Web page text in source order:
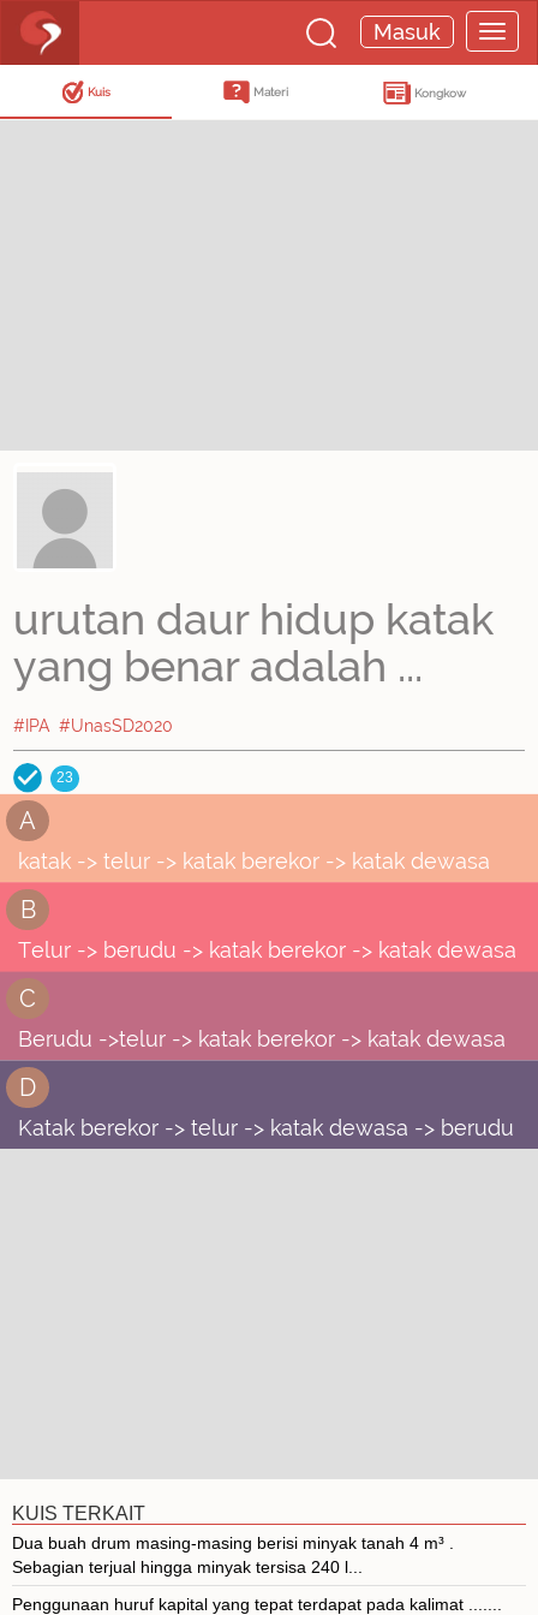
Masuk
Kuis Materi Kongkow
urutan daur hidup katak
yang benar adalah ...
#IPA #UnasSD2020
23
A
katak -> telur -> katak berekor -> katak dewasa
B
Telur -> berudu -> katak berekor -> katak dewasa
C
Berudu ->telur -> katak berekor -> katak dewasa
D
Katak berekor -> telur -> katak dewasa -> berudu
KUIS TERKAIT
Dua buah drum masing-masing berisi minyak tanah 4 m³ .
Sebagian terjual hingga minyak tersisa 240 l...
Penggunaan huruf kapital yang tepat terdapat pada kalimat .......